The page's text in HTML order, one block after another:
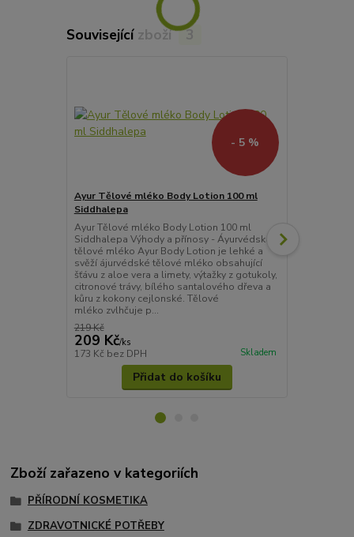
Související zboží 3
- 5 %
Ayur Tělové mléko Body Lotion 100 ml
Siddhalepa
Ayur Tělové mléko Body Lotion 100 ml
Siddhalepa Výhody a přínosy - Áyurvédské
tělové mléko Ayur Body Lotion je lehké a
svěží ájurvédské tělové mléko obsahující
šťávu z aloe vera a limety, výtažky z gotukoly,
citronové trávy, bílého santalového dřeva a
kůru z kokony cejlonské. Tělové
mléko zvlhčuje p...
219 Kč
209 Kč/ks
173 Kč bez DPH Skladem
Přidat do košíku
Zboží zařazeno v kategoriích
PŘÍRODNÍ KOSMETIKA
ZDRAVOTNICKÉ POTŘEBY